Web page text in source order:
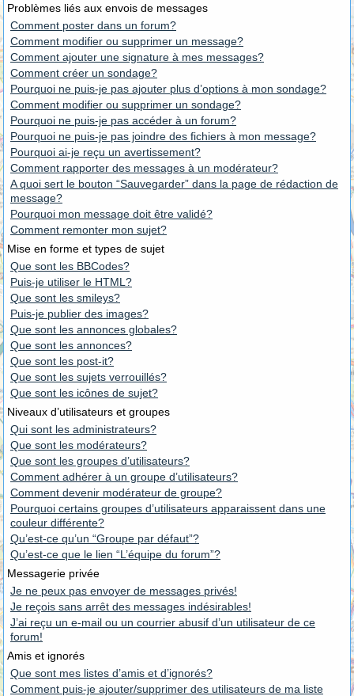
Problèmes liés aux envois de messages
Comment poster dans un forum?
Comment modifier ou supprimer un message?
Comment ajouter une signature à mes messages?
Comment créer un sondage?
Pourquoi ne puis-je pas ajouter plus d’options à mon sondage?
Comment modifier ou supprimer un sondage?
Pourquoi ne puis-je pas accéder à un forum?
Pourquoi ne puis-je pas joindre des fichiers à mon message?
Pourquoi ai-je reçu un avertissement?
Comment rapporter des messages à un modérateur?
A quoi sert le bouton “Sauvegarder” dans la page de rédaction de
message?
Pourquoi mon message doit être validé?
Comment remonter mon sujet?
Mise en forme et types de sujet
Que sont les BBCodes?
Puis-je utiliser le HTML?
Que sont les smileys?
Puis-je publier des images?
Que sont les annonces globales?
Que sont les annonces?
Que sont les post-it?
Que sont les sujets verrouillés?
Que sont les icônes de sujet?
Niveaux d’utilisateurs et groupes
Qui sont les administrateurs?
Que sont les modérateurs?
Que sont les groupes d’utilisateurs?
Comment adhérer à un groupe d’utilisateurs?
Comment devenir modérateur de groupe?
Pourquoi certains groupes d’utilisateurs apparaissent dans une
couleur différente?
Qu’est-ce qu’un “Groupe par défaut”?
Qu’est-ce que le lien “L’équipe du forum”?
Messagerie privée
Je ne peux pas envoyer de messages privés!
Je reçois sans arrêt des messages indésirables!
J’ai reçu un e-mail ou un courrier abusif d’un utilisateur de ce
forum!
Amis et ignorés
Que sont mes listes d’amis et d’ignorés?
Comment puis-je ajouter/supprimer des utilisateurs de ma liste